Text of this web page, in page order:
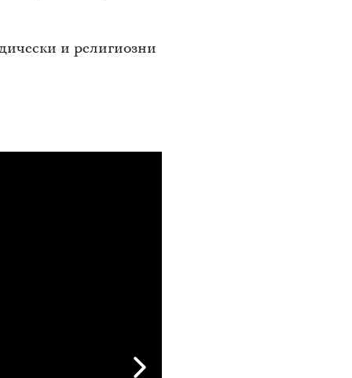
и религиозни